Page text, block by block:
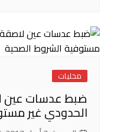
محليات
ضبط عدسات عين
الحدودي غير